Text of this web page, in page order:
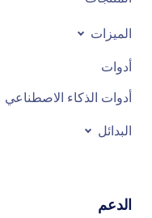
الميزات
أدوات
أدوات الذكاء الاصطناعي
البدائل
الدعم